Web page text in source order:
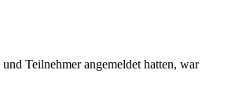
Teilnehmer angemeldet hatten, war